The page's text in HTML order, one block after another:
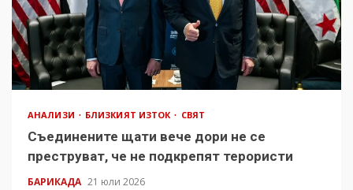
АНАЛИЗИ БЛИЗКИЯТ ИЗТОК СВЯТ
Съединените щати вече дори не се
преструват, че не подкрепят терористи
БАРИКАДА 21 юли 2026